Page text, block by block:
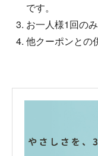
です。
お一人様1回の
他クーポンとの